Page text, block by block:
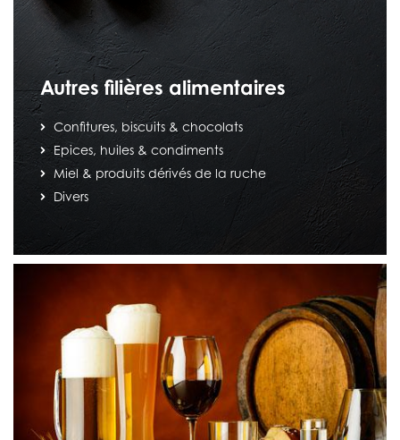
Autres filières alimentaires
Confitures, biscuits & chocolats
Epices, huiles & condiments
Miel & produits dérivés de la ruche
Divers